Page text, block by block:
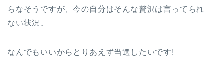
らなそうですが、今の自分はそんな贅沢は言ってられ
ない状況。
なんでもいいからとりあえず当選したいです!!